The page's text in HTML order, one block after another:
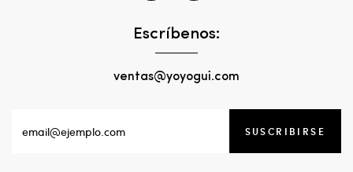
Escríbenos:
ventas@yoyogui.com
SUSCRIBIRSE